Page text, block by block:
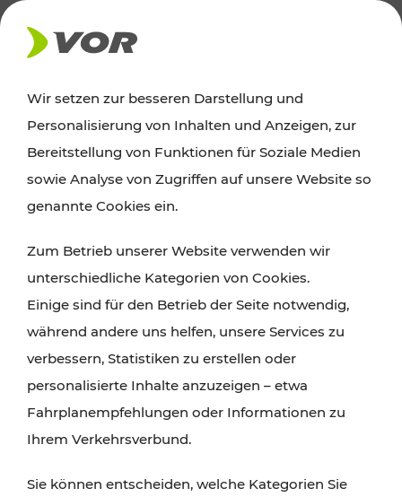
AKTUELLES
News
Alle wichtigen Meldungen zu Fahrplanänderungen,
finden Sie hier im Überblick.
Wir setzen zur besseren Darstellung und
Personalisierung von Inhalten und Anzeigen, zur
Bereitstellung von Funktionen für Soziale Medien
sowie Analyse von Zugriffen auf unsere Website so
genannte Cookies ein.
Zum Betrieb unserer Website verwenden wir
unterschiedliche Kategorien von Cookies.
Einige sind für den Betrieb der Seite notwendig,
während andere uns helfen, unsere Services zu
verbessern, Statistiken zu erstellen oder
personalisierte Inhalte anzuzeigen – etwa
Fahrplanempfehlungen oder Informationen zu
Ihrem Verkehrsverbund.
Sie können entscheiden, welche Kategorien Sie